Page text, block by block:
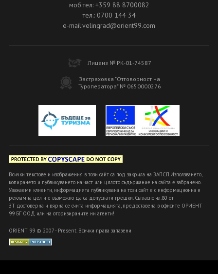
моб.тел: +359 88 8700082
тел.: 0700 144 34
e-mail:velingrad@orient99.com
Лиценз № РК-01-74587
Застраховка "Отговорност на
Туроператора" № 0650000276
Всички текстове и изображения в този сайт са под закрила на ЗАПСП.Използването,
копирането и публикуването на част или цялото съдържание на сайта е забранено.
Уважаеми клиенти, информацията публикувана на този сайт е с информационна и
рекламна цел и е възможно да са допуснати грешки. Съгласно чл.80 от
ЗТ достоверна и вярна се счита информацията, предоставена в офисите ОРИЕНТ
99 БГ ООД или на оторизираните ни агенти!
ORIENT 99 © 2007 - Present. Всички права запазени